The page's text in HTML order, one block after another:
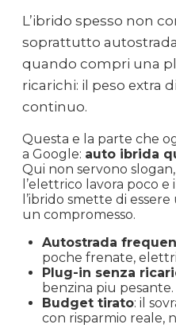
L’ibrido spesso non
soprattutto
quando compri una
ricarichi: il peso extra
continuo.
Questa e la parte che
a Google: auto ibrida
Qui non servono
l’elettrico lavora poco
l’ibrido smette di
un compromesso.
Autostrada
poche frenate,
Plug-in senza
benzina piu pesante.
Budget tirato: il
con risparmio reale,